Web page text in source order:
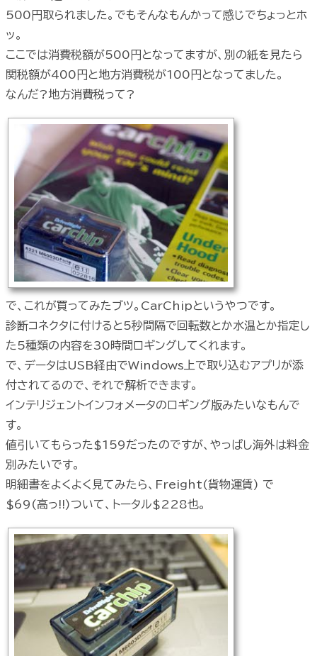
500円取られました。でもそんなもんかって感じでちょっとホ
ッ。
ここでは消費税額が500円となってますが、別の紙を見たら
関税額が400円と地方消費税が100円となってました。
なんだ?地方消費税って?
で、これが買ってみたブツ。CarChipというやつです。
診断コネクタに付けると5秒間隔で回転数とか水温とか指定し
た5種類の内容を30時間ロギングしてくれます。
で、データはUSB経由でWindows上で取り込むアプリが添
付されてるので、それで解析できます。
インテリジェントインフォメータのロギング版みたいなもんで
す。
値引いてもらった$159だったのですが、やっぱし海外は料金
別みたいです。
明細書をよくよく見てみたら、Freight(貨物運賃) で
$69(高っ!!)ついて、トータル$228也。